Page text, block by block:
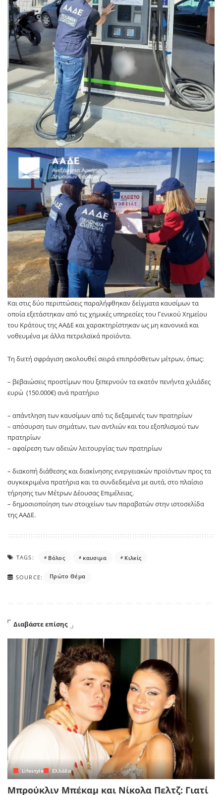
Και στις δύο περιπτώσεις παραλήφθηκαν δείγματα καυσίμων τα
οποία εξετάστηκαν από τις χημικές υπηρεσίες του Γενικού Χημείου
του Κράτους της ΑΑΔΕ και χαρακτηρίστηκαν ως μη κανονικά και
νοθευμένα με άλλα πετρελαϊκά προϊόντα.
Τη διετή σφράγιση ακολουθεί σειρά επιπρόσθετων μέτρων, όπως:
– βεβαιώσεις προστίμων που ξεπερνούν τα εκατόv πενήντα χιλιάδες
ευρώ (150.000€) ανά πρατήριο
– απάντληση των καυσίμων από τις δεξαμενές των πρατηρίων
– απόσυρση των σημάτων, των αντλιών και του εξοπλισμού των
πρατηρίων
– αφαίρεση των αδειών λειτουργίας των πρατηρίων
– διακοπή διάθεσης και διακίνησης ενεργειακών προϊόντων προς τα
συγκεκριμένα πρατήρια και τα συνδεδεμένα με αυτά, στο πλαίσιο
τήρησης των Μέτρων Δέουσας Επιμέλειας.
– δημοσιοποίηση των στοιχείων των παραβατών στην ιστοσελίδα
της ΑΑΔΕ.
TAGS: Βόλος καυσιμα Κιλκίς
SOURCE: Πρώτο Θέμα
Διαβάστε επίσης
Lifestyle Ελλάδα
Μπρούκλιν Μπέκαμ και Νίκολα Πελτζ: Γιατί